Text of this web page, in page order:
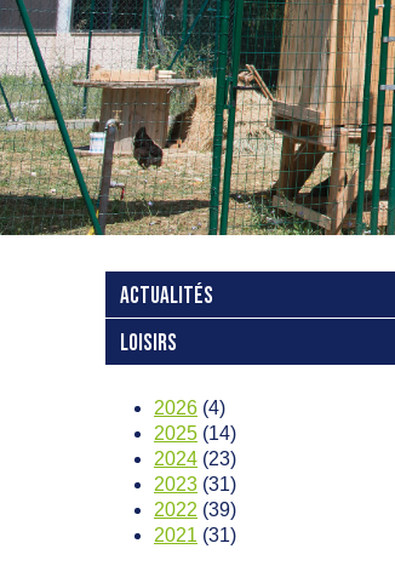
ACTUALITÉS
LOISIRS
2026 (4)
2025 (14)
2024 (23)
2023 (31)
2022 (39)
2021 (31)